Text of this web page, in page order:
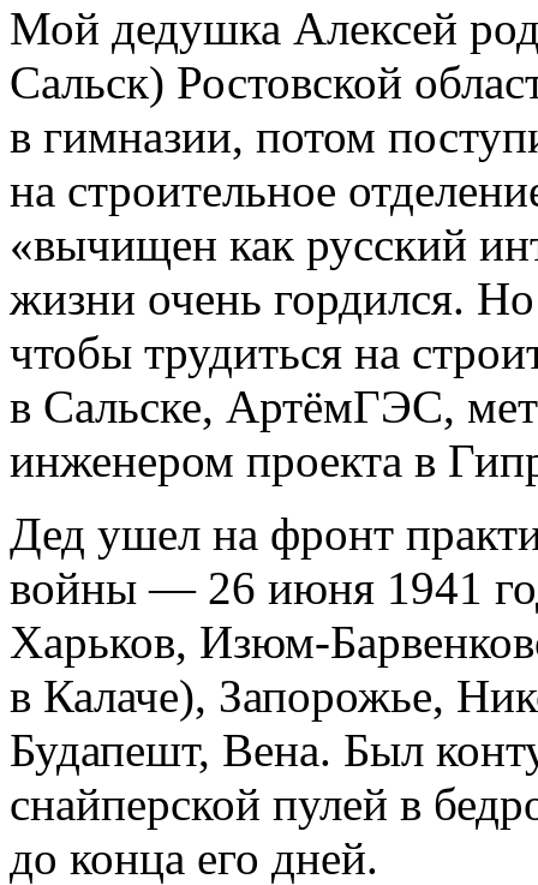
Мой дедушка Алексей
Сальск) Ростовской
в гимназии, потом
на строительное
«вычищен как русский
жизни очень гордился.
чтобы трудиться на
в Сальске, АртёмГЭС,
инженером проекта в
Дед ушел на фронт
войны — 26 июня 1941
Харьков, Изюм-
в Калаче), Запорожье,
Будапешт, Вена. Был
снайперской пулей в
до конца его дней.